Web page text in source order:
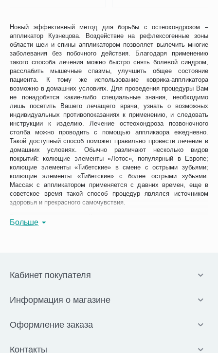
Новый эффективный метод для борьбы с остеохондрозом –
аппликатор Кузнецова. Воздействие на рефлексогенные зоны
области шеи и спины аппликатором позволяет вылечить многие
заболевания без побочного действия. Благодаря применению
такого способа лечения можно быстро снять болевой синдром,
расслабить мышечные спазмы, улучшить общее состояние
пациента. К тому же использование коврика-аппликатора
возможно в домашних условиях. Для проведения процедуры Вам
не понадобятся какие-либо специальные знания, необходимо
лишь посетить Вашего лечащего врача, узнать о возможных
индивидуальных противопоказаниях к применению, и следовать
инструкции к изделию. Лечение остеохондроза позвоночного
столба можно проводить с помощью аппликаора ежедневно.
Такой доступный способ поможет правильно провести лечение в
домашних условиях. Обычно различают несколько видов
покрытий: колющие элементы «Лотос», популярный в Европе;
колющие элементы «Тибетские» в смене с острыми зубьями;
колющие элементы «Тибетские» с более острыми зубьями.
Массаж с аппликатором применяется с давних времен, еще в
советское время такой способ процедур являлся источником
здоровья и прекрасного самочувствия.
медтехники. Доставка по городу и области. Самовывоз из ПВЗ.
распространённое название «Иглоаппликатор». Он обладает
поверхностью с пластиковыми элементами различной фактуры,
которой различается степень интенсивности воздействия
круглый валик, удобный ремешок с шипами и с застёжками для
элементы, шипы могут быть различного диаметра и высоты.
Больше
Кабинет покупателя
Информация о магазине
Оформление заказа
Контакты